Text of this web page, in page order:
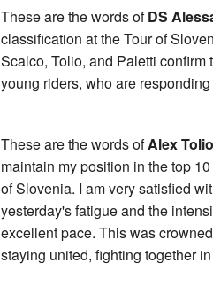
These are the words ofDS
classification at the Tour of
Scalco, Tolio, and Paletti
young riders, who are
These are the words ofAlex
maintain my position in the top
of Slovenia. I am very satisfied
yesterday's fatigue and the
excellent pace. This was
staying united, fighting together